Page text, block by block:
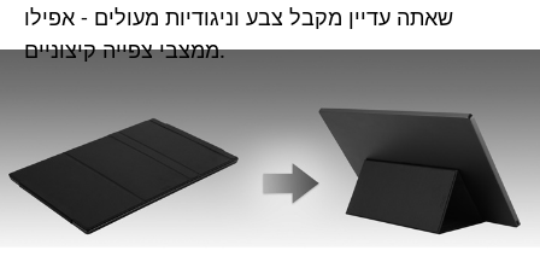
שאתה עדיין מקבל צבע וניגודיות מעולים - אפילו
ממצבי צפייה קיצוניים.